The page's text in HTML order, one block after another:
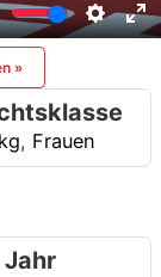
»
, Frauen
Jahr